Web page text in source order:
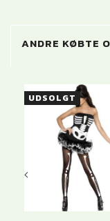
ANDRE KØBTE
UDSOLGT